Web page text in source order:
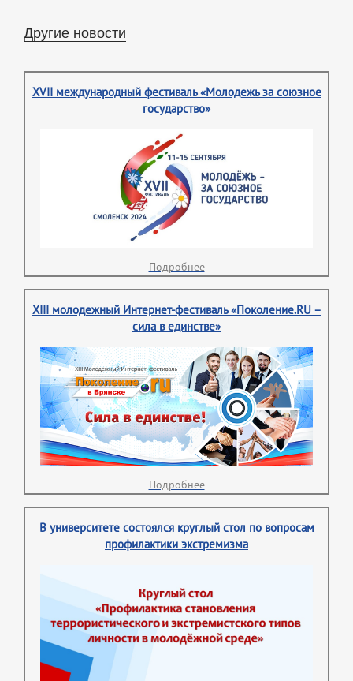
Другие новости
XVII международный фестиваль «Молодежь за союзное
государство»
Подробнее
XIII молодежный Интернет-фестиваль «Поколение.RU –
сила в единстве»
Подробнее
В университете состоялся круглый стол по вопросам
профилактики экстремизма